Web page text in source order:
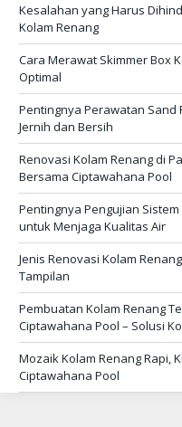
Kesalahan yang Harus
Kolam Renang
Cara Merawat Skimmer Box
Optimal
Pentingnya Perawatan Sand
Jernih dan Bersih
Renovasi Kolam Renang di
Bersama Ciptawahana Pool
Pentingnya Pengujian
untuk Menjaga Kualitas Air
Jenis Renovasi Kolam
Tampilan
Pembuatan Kolam Renang
Ciptawahana Pool – Solusi
Mozaik Kolam Renang Rapi,
Ciptawahana Pool